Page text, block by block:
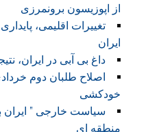
از اپوزیسون برونمرزی
تغییرات اقلیمی،
ایران
داغ بی آبی در ایران،
اصلاح طلبان دوم
خودکشی
سیاست خارجی ”
منطقه ای